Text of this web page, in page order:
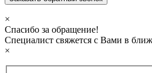
×
Спасибо за обращение!
Специалист свяжется с Вами в
×